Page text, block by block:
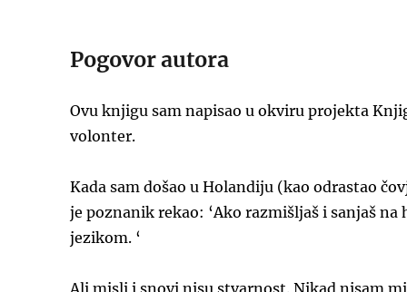
Pogovor autora
Ovu knjigu sam napisao u okviru projekta
volonter.
Kada sam došao u Holandiju (kao odrastao
je poznanik rekao: ‘Ako razmišljaš i sanjaš
jezikom. ‘
Ali misli i snovi nisu stvarnost. Nikad nisam